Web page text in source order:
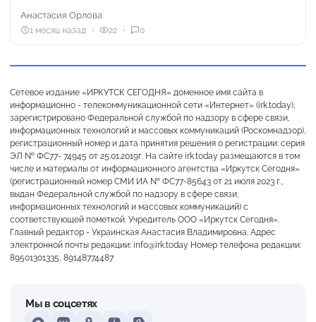
Анастасия Орлова
1 месяц назад 22 0
Сетевое издание «ИРКУТСК СЕГОДНЯ» доменное имя сайта в
информационно - телекоммуникационной сети «Интернет» (irk.today),
зарегистрировано Федеральной службой по надзору в сфере связи,
информационных технологий и массовых коммуникаций (Роскомнадзор),
регистрационный номер и дата принятия решения о регистрации: серия
ЭЛ № ФС77- 74945 от 25.01.2019г. На сайте irk.today размещаются в том
числе и материалы от информационного агентства «Иркутск Сегодня»
(регистрационный номер СМИ ИА № ФС77-85643 от 21 июля 2023 г.,
выдан Федеральной службой по надзору в сфере связи,
информационных технологий и массовых коммуникаций) с
соответствующей пометкой. Учредитель ООО «Иркутск Сегодня».
Главный редактор - Украинская Анастасия Владимировна. Адрес
электронной почты редакции: info@irk.today Номер телефона редакции:
89501301335, 89148774487
Мы в соцсетях